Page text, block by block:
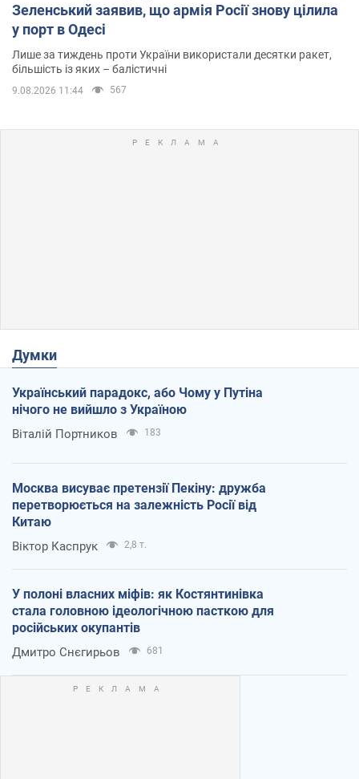
Зеленський заявив, що армія Росії знову цілила
у порт в Одесі
Лише за тиждень проти України використали десятки ракет,
більшість із яких – балістичні
9.08.2026 11:44 567
Думки
Український парадокс, або Чому у Путіна
нічого не вийшло з Україною
Віталій Портников 183
Москва висуває претензії Пекіну: дружба
перетворюється на залежність Росії від
Китаю
Віктор Каспрук 2,8 т.
У полоні власних міфів: як Костянтинівка
стала головною ідеологічною пасткою для
російських окупантів
Дмитро Снєгирьов 681